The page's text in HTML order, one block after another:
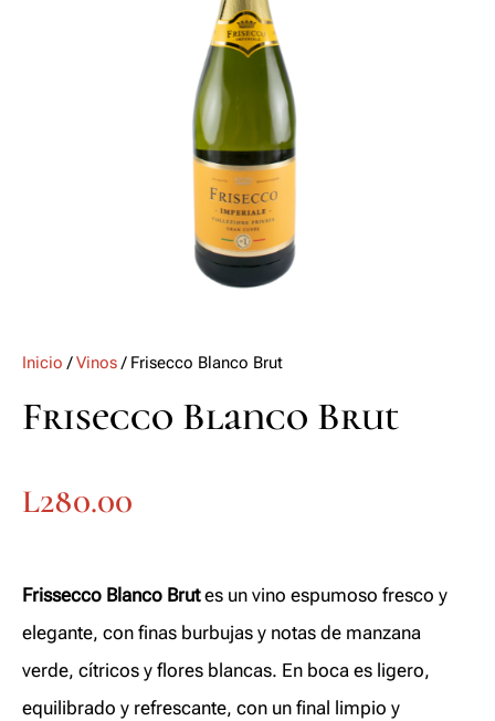
Inicio /Vinos/ Frisecco Blanco Brut
Frisecco Blanco Brut
L280.00
Frissecco Blanco Brutes un vino espumoso fresco y
elegante, con finas burbujas y notas de manzana
verde, cítricos y flores blancas. En boca es ligero,
equilibrado y refrescante, con un final limpio y